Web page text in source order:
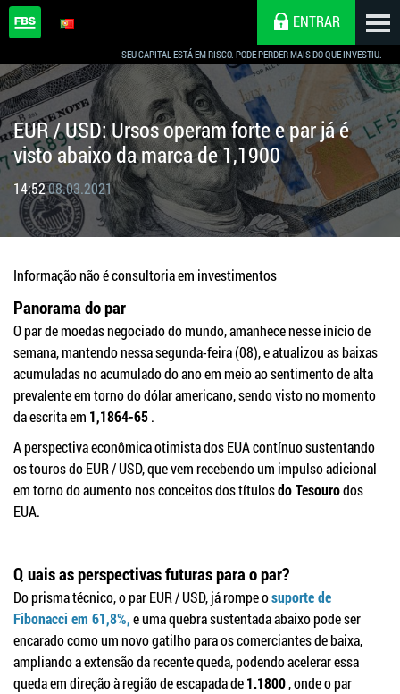
SEU CAPITAL ESTÁ EM RISCO. PODE PERDER MAIS DO QUE INVESTIU.
ENTRAR
EUR / USD: Ursos operam forte e par já é
visto abaixo da marca de 1,1900
14:5208.03.2021
Informação não é consultoria em investimentos
Panorama do par
O par de moedas negociado do mundo, amanhece nesse início de
semana, mantendo nessa segunda-feira (08), e atualizou as baixas
acumuladas no acumulado do ano em meio ao sentimento de alta
prevalente em torno do dólar americano, sendo visto no momento
da escrita em 1,1864-65.
A perspectiva econômica otimista dos EUA contínuo sustentando
os touros do EUR / USD, que vem recebendo um impulso adicional
em torno do aumento nos conceitos dos títulosdo Tesourodos
EUA.
Q uais as perspectivas futuras para o par?
Do prisma técnico, o par EUR / USD, já rompe osuporte de
Fibonacci em 61,8%,e uma quebra sustentada abaixo pode ser
encarado como um novo gatilho para os comerciantes de baixa,
ampliando a extensão da recente queda, podendo acelerar essa
queda em direção à região de escapada de1.1800, onde o par